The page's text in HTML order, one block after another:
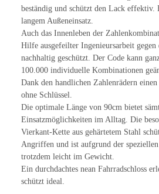
beständig und schützt den Lack effektiv.
langem Außeneinsatz.
Auch das Innenleben der
Hilfe ausgefeilter Ingenieursarbeit gegen
nachhaltig geschützt. Der Code kann
100.000 individuelle Kombinationen
Dank den handlichen Zahlenrädern
ohne Schlüssel.
Die optimale Länge von 90cm bietet
Einsatzmöglichkeiten im Alltag. Die
Vierkant-Kette aus gehärtetem Stahl
Angriffen und ist aufgrund der speziellen
trotzdem leicht im Gewicht.
Ein durchdachtes nean Fahrradschloss
schützt ideal.